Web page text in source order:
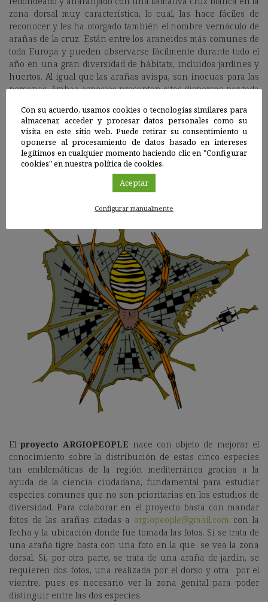
zona dorsal muy característica, lo cual, las hace fáciles de
reconocer y les ha otorgado también el nombre vernáculo de
arañas de la cruz. Están entre los araneidos más comunes de
toda Europa y pueden observarse fácilmente durante todo el
año en una gran diversidad de hábitats, incluidos jardines y
huertos. Al igual que las arañas avispa, son inocuas para las
personas. Ambas especies presentan citas dispersas por toda
registrada para la comunidad de Extremadura, la región oeste
de Andalucía y el sur de Portugal. Por su parte,Araneus
pallidusno ha sido citada en la región del Pirineo, Navarra,
País Vasco, Cantabria Asturias, Castilla y la Mancha, este de
Andalucía o Baleares. Para Portugal, solo se dispone de cuatro
registros históricos, de finales del siglo XIX y principios del XX
El proyecto ARGIOPEOPLE nace con objeto de mejorar el
conocimiento sobre la distribución de estas cinco especies
tan emblemáticas de la región mediterránea gracias a la
ayuda de la ciencia ciudadana, fundamental para estudiar
especies comunes que no son prioritarias en los estudios de
diversidad. Para colaborar en el proyecto basta con mandar
fotos de las arañas citadas a argiopeople@gmail.com con la
fecha y la ubicación donde fue tomada las fotos. Si se trata de
una araña tigre basta con una foto en la que se vea la zona
dorsal. Si, por otra parte, se trata de una araña de jardín, se
requieren dos fotos, una realizada por el dorso y otra por el
vientre, pues es necesario ver la zona genital para poder
distinguir entre las dos especies.
Con su acuerdo, usamos cookies o tecnologías similares para
almacenar, acceder y procesar datos personales como su
visita en este sitio web. Puede retirar su consentimiento u
oponerse al procesamiento de datos basado en intereses
legítimos en cualquier momento haciendo clic en "Configurar
cookies" en nuestra política de cookies.
Aceptar
Configurar manualmente